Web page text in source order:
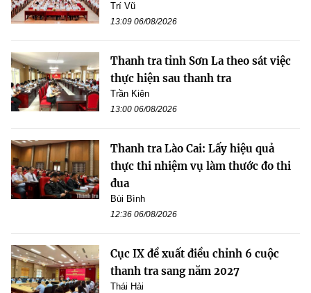
Trí Vũ
13:09 06/08/2026
Thanh tra tỉnh Sơn La theo sát việc
thực hiện sau thanh tra
Trần Kiên
13:00 06/08/2026
Thanh tra Lào Cai: Lấy hiệu quả
thực thi nhiệm vụ làm thước đo thi
đua
Bùi Bình
12:36 06/08/2026
Cục IX đề xuất điều chỉnh 6 cuộc
thanh tra sang năm 2027
Thái Hải